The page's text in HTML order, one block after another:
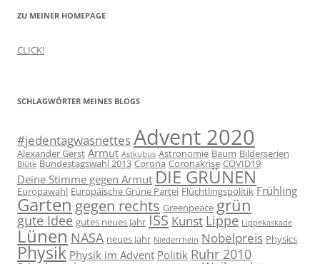
ZU MEINER HOMEPAGE
CLICK!
SCHLAGWÖRTER MEINES BLOGS
#jedentagwasnettesAdvent 2020
Alexander Gerst Armut Astkubus Astronomie Baum Bilderserien
Blüte Bundestagswahl 2013 Corona Coronakrise COVID19
Deine Stimme gegen Armut DIE GRÜNEN
Europawahl Europäische Grüne Partei Flüchtlingspolitik Frühling
Garten gegen rechts Greenpeace grün
gute Idee gutes neues Jahr ISS Kunst Lippe Lippekaskade
Lünen NASA neues Jahr Niederrhein Nobelpreis Physics
Physik Physik im Advent Politik Ruhr 2010